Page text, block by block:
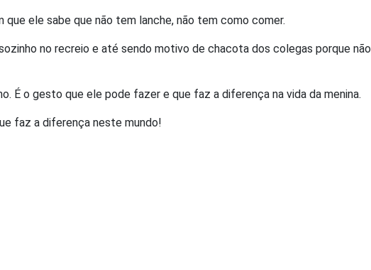
que ele sabe que não tem lanche, não tem como comer.
no recreio e até sendo motivo de chacota dos colegas porque não
É o gesto que ele pode fazer e que faz a diferença na vida da menina.
faz a diferença neste mundo!